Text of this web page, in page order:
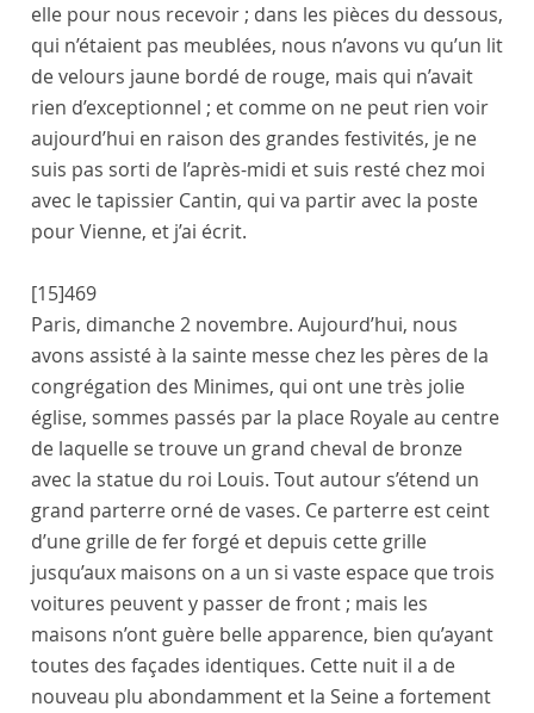
elle pour nous recevoir ; dans les pièces du dessous,
qui n’étaient pas meublées, nous n’avons vu qu’un lit
de velours jaune bordé de rouge, mais qui n’avait
rien d’exceptionnel ; et comme on ne peut rien voir
aujourd’hui en raison des grandes festivités, je ne
suis pas sorti de l’après-midi et suis resté chez moi
avec le tapissier Cantin, qui va partir avec la poste
pourVienne, et j’ai écrit.
[15]469
Paris, dimanche 2 novembre. Aujourd’hui, nous
avons assisté à la sainte messe chez les pères de la
congrégation des Minimes, qui ont une très jolie
église, sommes passés par la place Royaleau centre
de laquelle se trouve un grand cheval de bronze
avec la statue du roi Louis. Tout autour s’étend un
grand parterre orné de vases. Ce parterre est ceint
d’une grille de fer forgé et depuis cette grille
jusqu’aux maisons on a un si vaste espace que trois
voitures peuvent y passer de front ; mais les
maisons n’ont guère belle apparence, bien qu’ayant
toutes des façades identiques. Cette nuit il a de
nouveau plu abondamment et la Seinea fortement